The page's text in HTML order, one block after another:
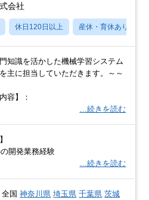
会社
休日120日以上 産休・育休あり
知識を活かした機械学習システム
主に担当していただきます。～～
容】：
…続きを読む
の開発業務経験
…続きを読む
全国神奈川県 埼玉県 千葉県 茨城